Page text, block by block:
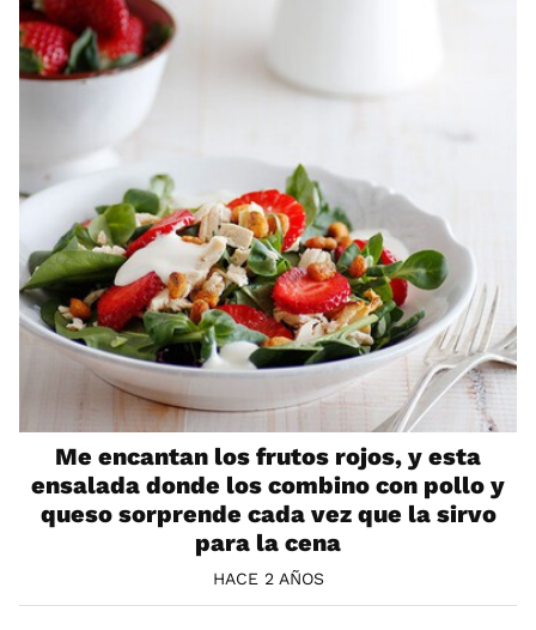
Me encantan los frutos rojos, y esta
ensalada donde los combino con pollo y
queso sorprende cada vez que la sirvo
para la cena
HACE 2 AÑOS